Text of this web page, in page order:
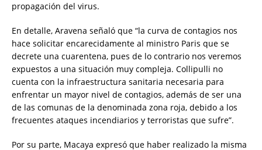
propagación del virus.
En detalle, Aravena señaló que “la curva de contagios nos
hace solicitar encarecidamente al ministro Paris que se
decrete una cuarentena, pues de lo contrario nos veremos
expuestos a una situación muy compleja. Collipulli no
cuenta con la infraestructura sanitaria necesaria para
enfrentar un mayor nivel de contagios, además de ser una
de las comunas de la denominada zona roja, debido a los
frecuentes ataques incendiarios y terroristas que sufre”.
Por su parte, Macaya expresó que haber realizado la misma